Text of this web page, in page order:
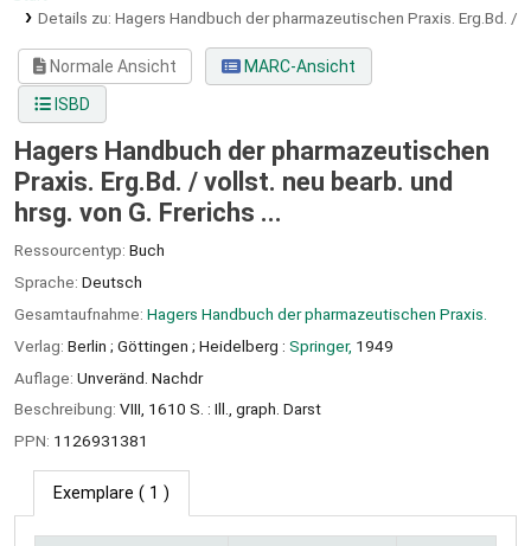
Details zu: Hagers Handbuch der pharmazeutischen Praxis. Erg.Bd. /
Normale Ansicht
MARC-Ansicht
ISBD
Hagers Handbuch der pharmazeutischen
Praxis. Erg.Bd. / vollst. neu bearb. und
hrsg. von G. Frerichs ...
Ressourcentyp: Buch
Sprache: Deutsch
Gesamtaufnahme: Hagers Handbuch der pharmazeutischen Praxis.
Verlag: Berlin ; Göttingen ; Heidelberg : Springer, 1949
Auflage: Unveränd. Nachdr
Beschreibung: VIII, 1610 S. : Ill., graph. Darst
PPN: 1126931381
Exemplare ( 1 )